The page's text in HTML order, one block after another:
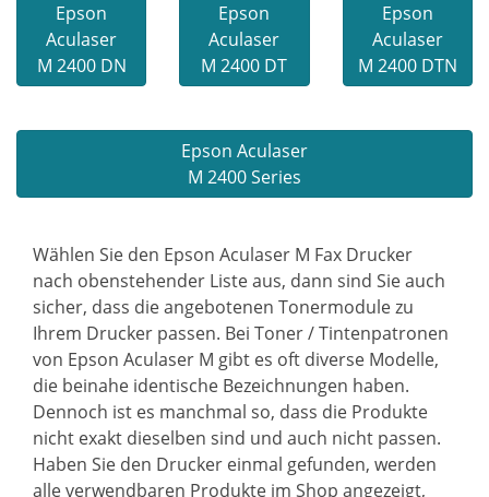
Epson
Aculaser
M 2400 DN
Epson
Aculaser
M 2400 DT
Epson
Aculaser
M 2400 DTN
Epson Aculaser
M 2400 Series
Wählen Sie den Epson Aculaser M Fax Drucker
nach obenstehender Liste aus, dann sind Sie auch
sicher, dass die angebotenen Tonermodule zu
Ihrem Drucker passen. Bei Toner / Tintenpatronen
von Epson Aculaser M gibt es oft diverse Modelle,
die beinahe identische Bezeichnungen haben.
Dennoch ist es manchmal so, dass die Produkte
nicht exakt dieselben sind und auch nicht passen.
Haben Sie den Drucker einmal gefunden, werden
alle verwendbaren Produkte im Shop angezeigt,